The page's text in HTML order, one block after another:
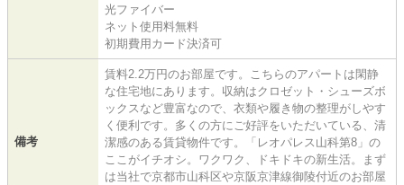
光ファイバー
ネット使用料無料
初期費用カード決済可
備考
賃料2.2万円のお部屋です。こちらのアパートは閑静
な住宅地にあります。収納はクロゼット・シューズボ
ックスなど豊富なので、衣類や履き物の整理がしやす
く便利です。多くの方にご好評をいただいている、清
潔感のある賃貸物件です。「レオパレス山科第8」の
ここがイチオシ。ワクワク、ドキドキの新生活。まず
は当社で京都市山科区や京阪京津線御陵付近のお部屋